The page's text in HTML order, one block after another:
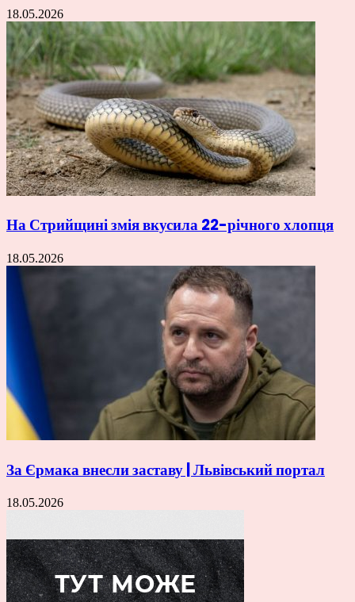
18.05.2026
На Стрийщині змія вкусила 22-річного хлопця
18.05.2026
За Єрмака внесли заставу | Львівський портал
18.05.2026